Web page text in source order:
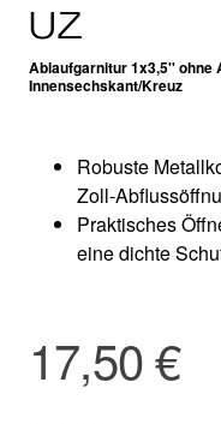
UZ
Ablaufgarnitur 1x3,5'' ohne
Innensechskant/Kreuz
Robuste
Zoll-
Praktisches
eine dichte
17,50 €